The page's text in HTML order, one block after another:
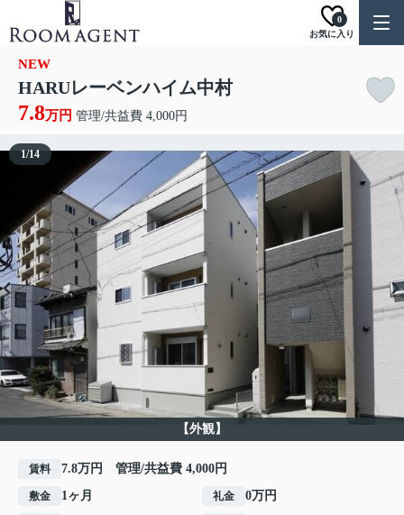
お気に入り
0
NEW
HARUレーベンハイム中村
7.8万円 管理/共益費 4,000円
【外観】
1/14
賃料 7.8万円 管理/共益費 4,000円
敷金 1ヶ月 礼金 0万円